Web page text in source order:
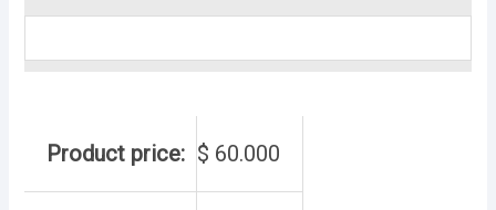
Product price: $ 60.000